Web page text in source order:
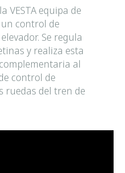
VESTA equipa de
control de
Se regula
y realiza esta
al
control de
ruedas del tren de